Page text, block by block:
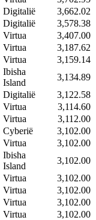
Digitalië
3,662.02
Digitalië
3,578.38
Virtua
3,407.00
Virtua
3,187.62
Virtua
3,159.14
Ibisha
Island
3,134.89
Digitalië
3,122.58
Virtua
3,114.60
Virtua
3,112.00
Cyberië
3,102.00
Virtua
3,102.00
Ibisha
Island
3,102.00
Virtua
3,102.00
Virtua
3,102.00
Virtua
3,102.00
Virtua
3,102.00